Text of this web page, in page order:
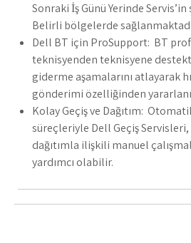
Sonraki İş Günü Yerinde Servis’in
Belirli bölgelerde
Dell BT için ProSupport: BT
teknisyenden teknisyene
giderme aşamalarını atlayarak
gönderimi özelliğinden
Kolay Geçiş ve Dağıtım:
süreçleriyle Dell Geçiş Servisleri,
dağıtımla ilişkili manuel
yardımcı olabilir.